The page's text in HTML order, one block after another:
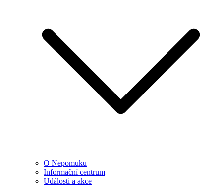
O Nepomuku
Informační centrum
Události a akce